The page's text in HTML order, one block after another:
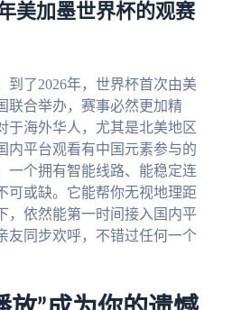
美加墨世界杯的观赛
到了2026年，世界杯首次由美
联合举办，赛事必然更加精
于海外华人，尤其是北美地区
内平台观看有中国元素参与的
一个拥有智能线路、能稳定连
可或缺。它能帮你无视地理距
，依然能第一时间接入国内平
友同步欢呼，不错过任何一个